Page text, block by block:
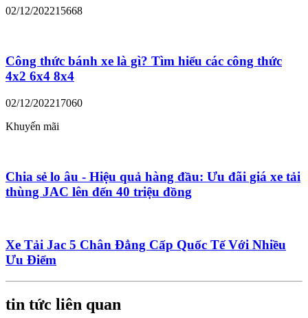
02/12/202215668
Công thức bánh xe là gì? Tìm hiểu các công thức
4x2 6x4 8x4
02/12/202217060
Khuyến mãi
Chia sẻ lo âu - Hiệu quả hàng đầu: Ưu đãi giá xe tải
thùng JAC lên đến 40 triệu đồng
Xe Tải Jac 5 Chân Đẳng Cấp Quốc Tế Với Nhiều
Ưu Điểm
tin tức liên quan